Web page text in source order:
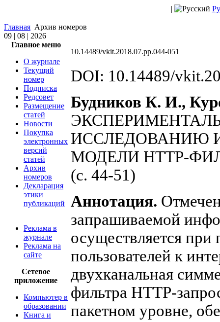
|
Главная Архив номеров
09 | 08 | 2026
Главное меню
О журнале
Текущий
номер
Подписка
Редсовет
Размещение
статей
Новости
Покупка
электронных
версий
статей
Архив
номеров
Декларация
этики
публикаций
Реклама в
журнале
Реклама на
сайте
Сетевое
приложение
Компьютер в
образовании
Книга и
10.14489/vkit.2018.07.pp.044-051
DOI: 10.14489/
Будников К. И.,
ИССЛЕДОВАНИЮ
МОДЕЛИ HTTP-
(c. 44-51)
Аннотация.
запрашиваемой
осуществляется
пользователей к
двухканальная
фильтра HTTP-
пакетном уровне,